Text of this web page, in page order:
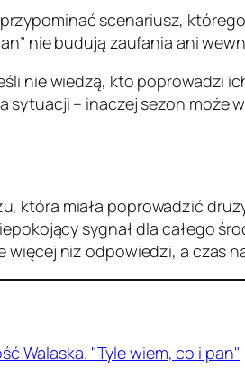
scenariusz,
nie budują zaufania ani
nie wiedzą, kto poprowadzi
sytuacji – inaczej sezon może
która miała poprowadzić
sygnał dla całego
niż odpowiedzi, a czas
Walaska. "Tyle wiem, co i pan"